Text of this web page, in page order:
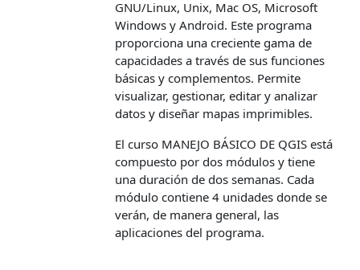
GNU/Linux, Unix, Mac OS, Microsoft
Windows y Android. Este programa
proporciona una creciente gama de
capacidades a través de sus funciones
básicas y complementos. Permite
visualizar, gestionar, editar y analizar
datos y diseñar mapas imprimibles.
El curso MANEJO BÁSICO DE QGIS está
compuesto por dos módulos y tiene
una duración de dos semanas. Cada
módulo contiene 4 unidades donde se
verán, de manera general, las
aplicaciones del programa.